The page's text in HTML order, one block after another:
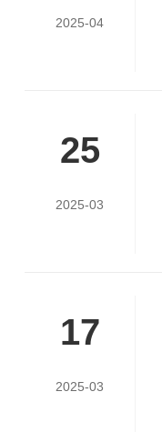
2025-04
25
2025-03
17
2025-03